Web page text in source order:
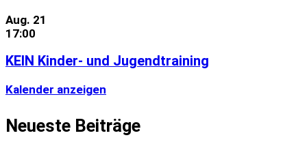
Aug. 21
17:00
KEIN Kinder- und Jugendtraining
Kalender anzeigen
Neueste Beiträge